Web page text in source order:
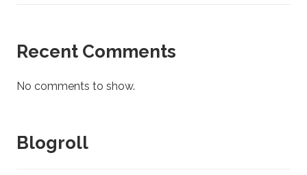
Recent Comments
No comments to show.
Blogroll